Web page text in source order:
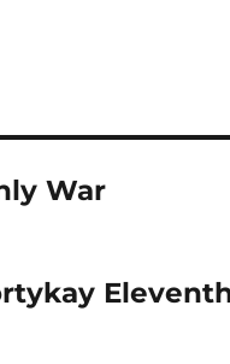
War